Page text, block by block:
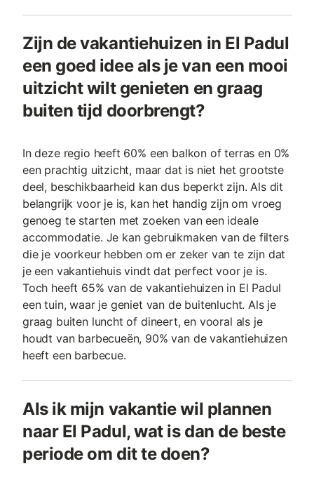
Zijn de vakantiehuizen in El Padul
een goed idee als je van een mooi
uitzicht wilt genieten en graag
buiten tijd doorbrengt?
In deze regio heeft 60% een balkon of terras en 0%
een prachtig uitzicht, maar dat is niet het grootste
deel, beschikbaarheid kan dus beperkt zijn. Als dit
belangrijk voor je is, kan het handig zijn om vroeg
genoeg te starten met zoeken van een ideale
accommodatie. Je kan gebruikmaken van de filters
die je voorkeur hebben om er zeker van te zijn dat
je een vakantiehuis vindt dat perfect voor je is.
Toch heeft 65% van de vakantiehuizen in El Padul
een tuin, waar je geniet van de buitenlucht. Als je
graag buiten luncht of dineert, en vooral als je
houdt van barbecueën, 90% van de vakantiehuizen
heeft een barbecue.
Als ik mijn vakantie wil plannen
naar El Padul, wat is dan de beste
periode om dit te doen?